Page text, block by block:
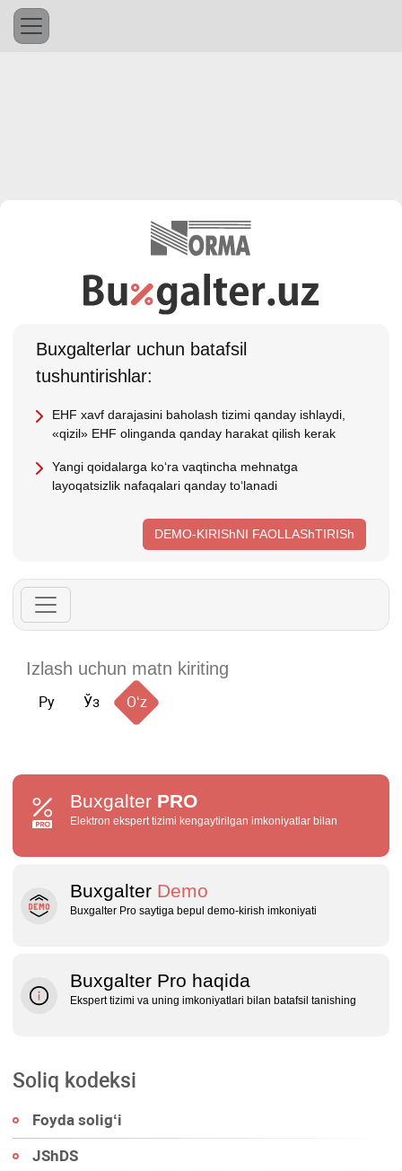
Buхgalterlar uchun batafsil
tushuntirishlar:
EHF хavf darajasini baholash tizimi qanday ishlaydi,
«qizil» EHF olinganda qanday harakat qilish kerak
Yangi qoidalarga koʻra vaqtincha mehnatga
layoqatsizlik nafaqalari qanday toʻlanadi
DEMO-KIRIShNI FAOLLAShTIRISh
Ру Ўз Oʻz
Buxgalter PRO
Elektron ekspert tizimi kengaytirilgan imkoniyatlar bilan
Buxgalter Demo
Buxgalter Pro saytiga bepul demo‑kirish imkoniyati
Buxgalter Pro haqida
Ekspert tizimi va uning imkoniyatlari bilan batafsil tanishing
Soliq kodeksi
Foyda soligʻi
JShDS